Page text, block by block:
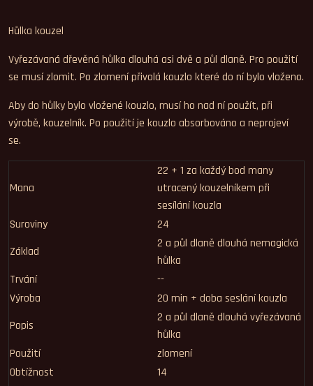
Hůlka kouzel
Vyřezávaná dřevěná hůlka dlouhá asi dvě a půl dlaně. Pro použití
se musí zlomit. Po zlomení přivolá kouzlo které do ní bylo vloženo.
Aby do hůlky bylo vložené kouzlo, musí ho nad ní použít, při
výrobě, kouzelník. Po použití je kouzlo absorbováno a neprojeví
se.
Mana
22 + 1 za každý bod many
utracený kouzelníkem při
sesílání kouzla
Suroviny
24
Základ
2 a půl dlaně dlouhá nemagická
hůlka
Trvání
--
Výroba
20 min + doba seslání kouzla
Popis
2 a půl dlaně dlouhá vyřezávaná
hůlka
Použití
zlomení
Obtížnost
14